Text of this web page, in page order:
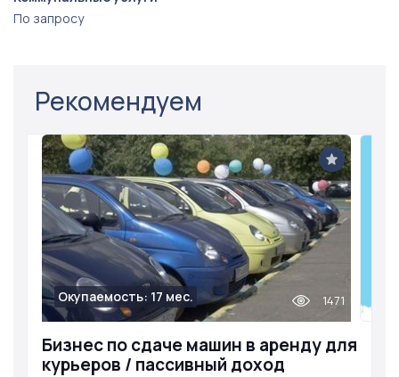
По запросу
Рекомендуем
Бизнес по сдаче машин в аренду для
курьеров / пассивный доход
Окупаемость: 17 мес. 1471